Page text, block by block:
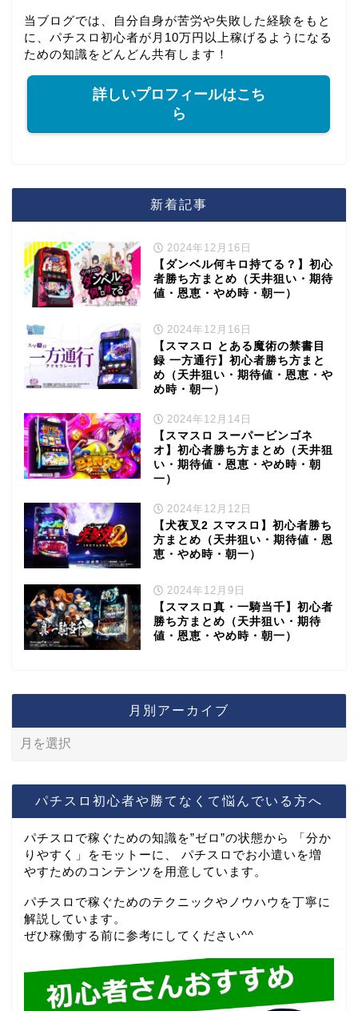
当ブログでは、自分自身が苦労や失敗した経験をもと
に、パチスロ初心者が月10万円以上稼げるようになる
ための知識をどんどん共有します！
詳しいプロフィールはこち
ら
新着記事
2024年12月16日
【ダンベル何キロ持てる？】初心
者勝ち方まとめ（天井狙い・期待
値・恩恵・やめ時・朝一）
2024年12月16日
【スマスロ とある魔術の禁書目
録 一方通行】初心者勝ち方まと
め（天井狙い・期待値・恩恵・や
め時・朝一）
2024年12月14日
【スマスロ スーパービンゴネ
オ】初心者勝ち方まとめ（天井狙
い・期待値・恩恵・やめ時・朝
一）
2024年12月12日
【犬夜叉2 スマスロ】初心者勝ち
方まとめ（天井狙い・期待値・恩
恵・やめ時・朝一）
2024年12月9日
【スマスロ真・一騎当千】初心者
勝ち方まとめ（天井狙い・期待
値・恩恵・やめ時・朝一）
月別アーカイブ
パチスロ初心者や勝てなくて悩んでいる方へ
パチスロで稼ぐための知識を”ゼロ”の状態から 「分か
りやすく」をモットーに、 パチスロでお小遣いを増
やすためのコンテンツを用意しています。
パチスロで稼ぐためのテクニックやノウハウを丁寧に
解説しています。
ぜひ稼働する前に参考にしてください^^